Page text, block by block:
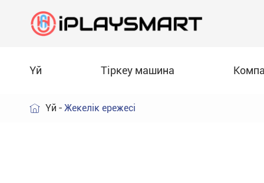
Үй Тіркеу машина
 Үй Жекелік ережесі